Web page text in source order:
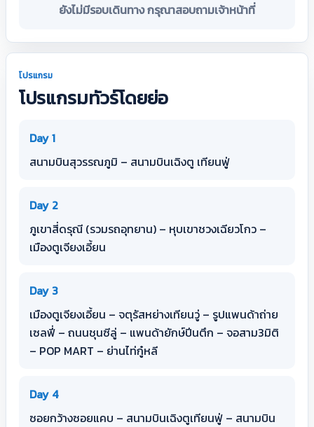
ยังไม่มีรอบเดินทาง กรุณาสอบถามเจ้าหน้าที่
โปรแกรม
โปรแกรมทัวร์โดยย่อ
Day 1
สนามบินสุวรรณภูมิ – สนามบินเฉิงตู เทียนฟู่
Day 2
ภูเขาสี่ดรุณี (รวมรถอุทยาน) – หุบเขาชวงเฉียวโกว –
เมืองตูเจียงเอี้ยน
Day 3
เมืองตูเจียงเอี้ยน – จตุรัสหย่างเทียนวู่ – รูปแพนด้าถ่าย
เซลฟี่ – ถนนชุนซีลู่ – แพนด้ายักษ์ปีนตึก – จอสาม3มิติ
– POP MART – ย่านไท่กู๋หลี
Day 4
ซอยกว้างซอยแคบ – สนามบินเฉิงตูเทียนฟู่ – สนามบิน